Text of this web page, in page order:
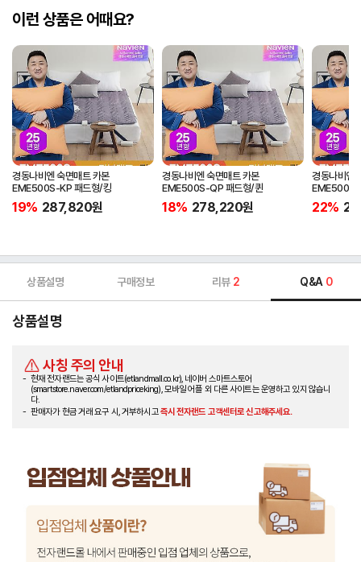
이런 상품은 어때요?
경동나비엔 숙면매트 카본
EME500S-KP 패드형/킹
19% 287,820원
경동나비엔 숙면매트 카본
EME500S-QP 패드형/퀸
18% 278,220원
경동나비엔
EME500S-
22%
상품설명 구매정보 리뷰 2 Q&A 0
상품설명
사칭 주의 안내
현재 전자랜드는 공식 사이트(etlandmall.co.kr), 네이버 스마트스토어
(smartstore.naver.com/etlandpriceking), 모바일 어플 외 다른 사이트는 운영하고 있지 않습니
다.
판매자가 현금 거래 요구 시, 거부하시고즉시 전자랜드 고객센터로 신고해주세요.